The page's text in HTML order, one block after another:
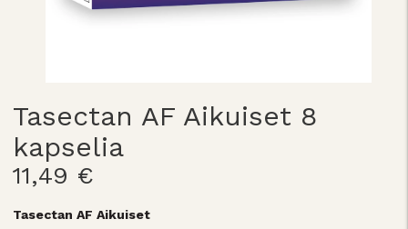
Tasectan AF Aikuiset 8
kapselia
11,49 €
Tasectan AF Aikuiset